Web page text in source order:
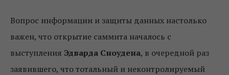
Вопрос информации и защиты данных настолько
важен, что открытие саммита началось с
выступления Эдварда Сноудена, в очередной раз
заявившего, что тотальный и неконтролируемый